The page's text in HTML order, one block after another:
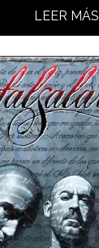
LEER MÁS